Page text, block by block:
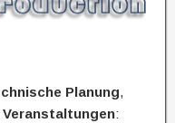
Planung,
Veranstaltungen: